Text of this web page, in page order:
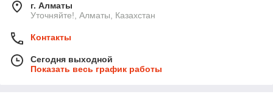
г. Алматы
Уточняйте!, Алматы, Казахстан
Контакты
Сегодня выходной
Показать весь график работы